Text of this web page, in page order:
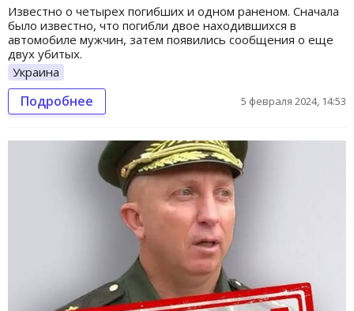
Известно о четырех погибших и одном раненом. Сначала
было известно, что погибли двое находившихся в
автомобиле мужчин, затем появились сообщения о еще
двух убитых.
Украина
Подробнее 5 февраля 2024, 14:53